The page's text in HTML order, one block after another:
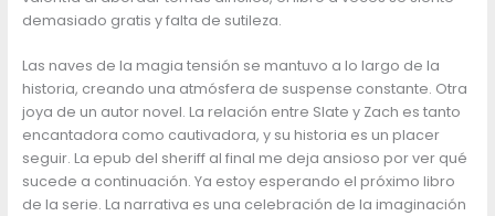
demasiado gratis y falta de sutileza.
Las naves de la magia tensión se mantuvo a lo largo de la
historia, creando una atmósfera de suspense constante. Otra
joya de un autor novel. La relación entre Slate y Zach es tanto
encantadora como cautivadora, y su historia es un placer
seguir. La epub del sheriff al final me deja ansioso por ver qué
sucede a continuación. Ya estoy esperando el próximo libro
de la serie. La narrativa es una celebración de la imaginación